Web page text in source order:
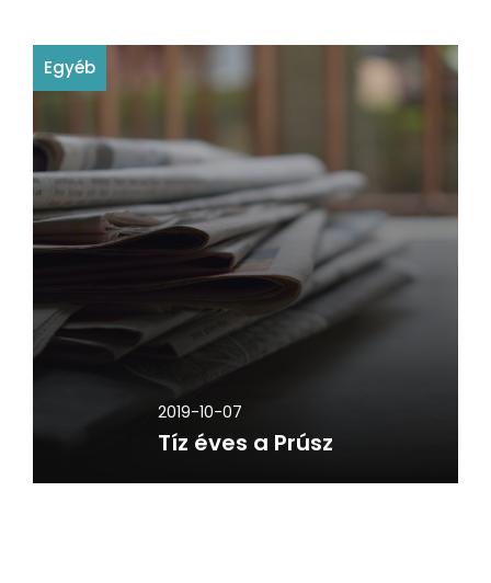
Egyéb
2019-10-07
Tíz éves a Prúsz